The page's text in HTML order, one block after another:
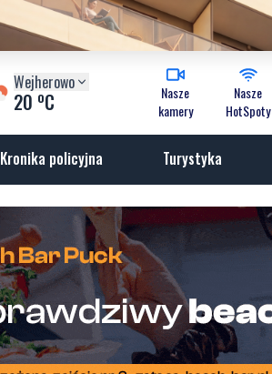
Wejherowo
20 oC
Nasze
kamery
Nasze
HotSpoty
Kronika policyjna Turystyka